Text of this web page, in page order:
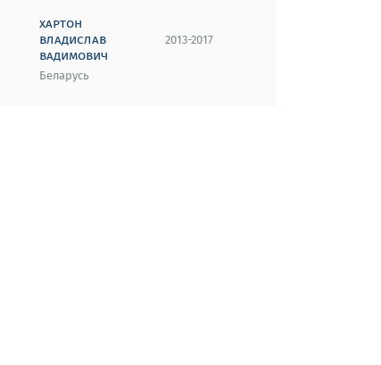
хартон
владислав
вадимович
Беларусь
2013-2017